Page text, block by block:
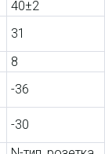
40±2
31
8
-36
-30